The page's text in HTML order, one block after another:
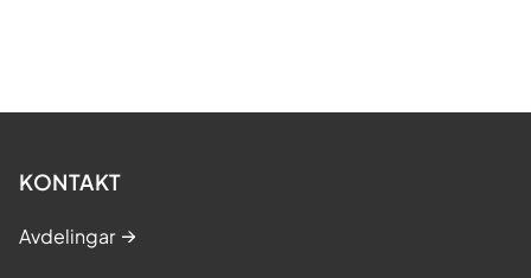
KONTAKT
Avdelingar